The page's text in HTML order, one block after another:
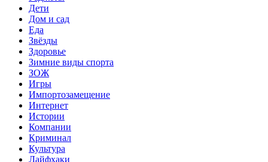
Дети
Дом и сад
Еда
Звёзды
Здоровье
Зимние виды спорта
ЗОЖ
Игры
Импортозамещение
Интернет
Истории
Компании
Криминал
Культура
Лайфхаки